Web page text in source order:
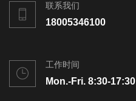
联系我们
18005346100
工作时间
Mon.-Fri. 8:30-17:30